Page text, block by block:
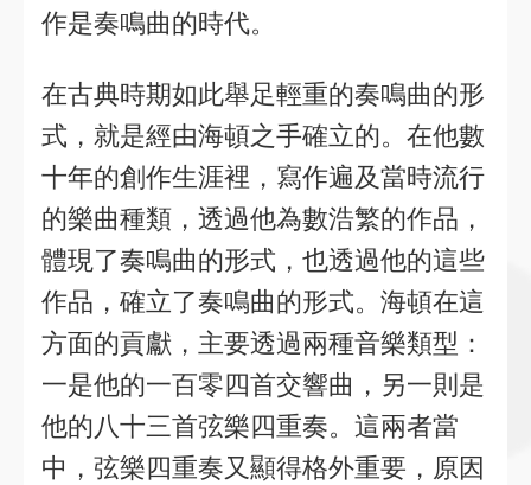
作是奏鳴曲的時代。
在古典時期如此舉足輕重的奏鳴曲的形
式，就是經由海頓之手確立的。在他數
十年的創作生涯裡，寫作遍及當時流行
的樂曲種類，透過他為數浩繁的作品，
體現了奏鳴曲的形式，也透過他的這些
作品，確立了奏鳴曲的形式。海頓在這
方面的貢獻，主要透過兩種音樂類型：
一是他的一百零四首交響曲，另一則是
他的八十三首弦樂四重奏。這兩者當
中，弦樂四重奏又顯得格外重要，原因